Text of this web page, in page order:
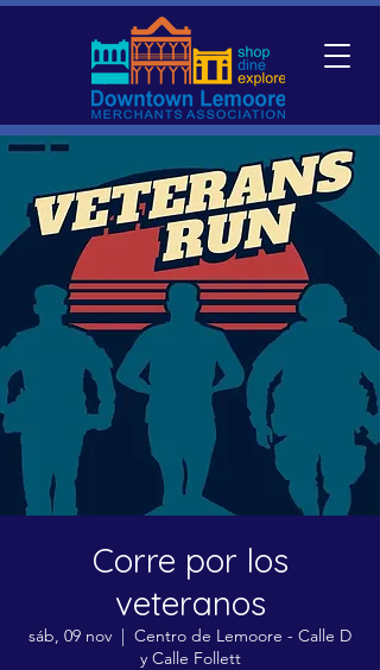
Corre por los
veteranos
sáb, 09 nov
  |
Centro de Lemoore - Calle D
y Calle Follett